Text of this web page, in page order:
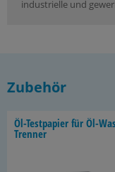
industrielle und
Zubehör
Öl-​Testpapier für Öl-​
Trenner